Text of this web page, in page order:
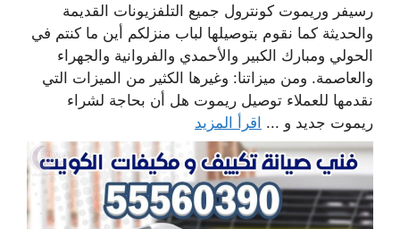
رسيفر وريموت كونترول جميع التلفزيونات القديمة
والحديثة كما نقوم بتوصيلها لباب منزلكم أين ما كنتم في
الحولي ومبارك الكبير والأحمدي والفروانية والجهراء
والعاصمة. ومن ميزاتنا: وغيرها الكثير من الميزات التي
نقدمها للعملاء توصيل ريموت هل أن بحاجة لشراء
ريموت جديد و ... اقرأ المزيد